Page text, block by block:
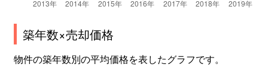
築年数×売却価格
物件の築年数別の平均価格を表したグラフです。